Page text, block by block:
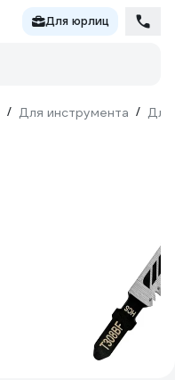
Для юрлиц
/ Для инструмента / Для